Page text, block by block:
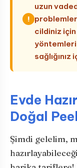
!
uzun
cildiniz
Evde
Doğal
Şimdi gelelim,